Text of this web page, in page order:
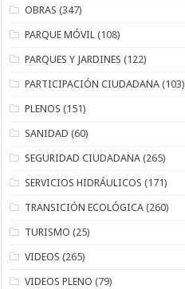
OBRAS (347)
PARQUE MÓVIL (108)
PARQUES Y JARDINES (122)
PARTICIPACIÓN CIUDADANA (103)
PLENOS (151)
SANIDAD (60)
SEGURIDAD CIUDADANA (265)
SERVICIOS HIDRÁULICOS (171)
TRANSICIÓN ECOLÓGICA (260)
TURISMO (25)
VIDEOS (265)
VIDEOS PLENO (79)